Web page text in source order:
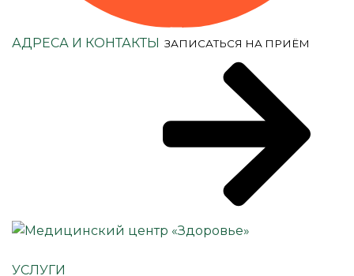
АДРЕСА И КОНТАКТЫ ЗАПИСАТЬСЯ НА ПРИЁМ
УСЛУГИ